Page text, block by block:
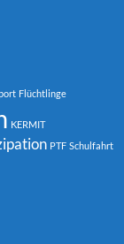
Flüchtlinge
KERMIT
PTF Schulfahrt